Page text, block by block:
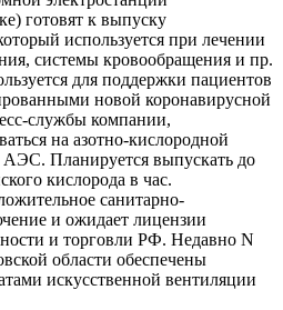
готовят к выпуску
используется при лечении
системы кровообращения и пр.
для поддержки пациентов
новой коронавирусной
службы компании,
на азотно-кислородной
АЭС. Планируется выпускать до
кислорода в час.
санитарно-
и ожидает лицензии
и торговли РФ. Недавно N
области обеспечены
искусственной вентиляции